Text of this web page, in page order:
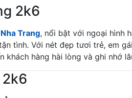
2k6
Trang, nổi bật với ngoại hình
tình. Với nét đẹp tươi trẻ, em
khách hàng hài lòng và ghi nhớ